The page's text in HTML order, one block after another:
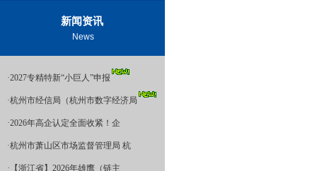
新闻资讯
News
·2027专精特新“小巨人”申报
·杭州市经信局（杭州市数字经济局
·2026年高企认定全面收紧！企
·杭州市萧山区市场监督管理局 杭
· 【浙江省】2026年雄鹰（链主